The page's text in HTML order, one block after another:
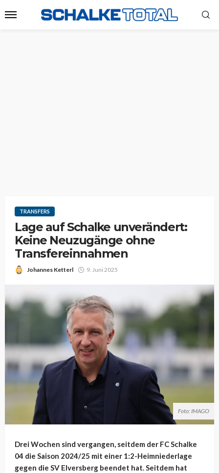
TRANSFERS
Lage auf Schalke unverändert:
Keine Neuzugänge ohne
Transfereinnahmen
Johannes Ketterl 9. Juni 2025
Foto: IMAGO
Drei Wochen sind vergangen, seitdem der FC Schalke
04 die Saison 2024/25 mit einer 1:2-Heimniederlage
gegen die SV Elversberg beendet hat. Seitdem hat